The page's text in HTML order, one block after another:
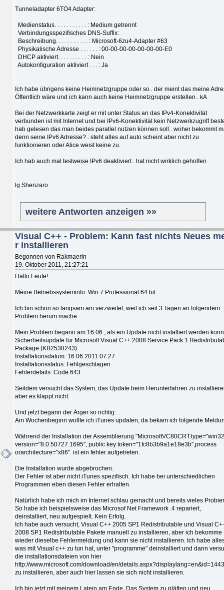
Tunneladapter 6TO4 Adapter:
Medienstatus. . . . . . . . . . . : Medium getrennt
Verbindungsspezifisches DNS-Suffix:
Beschreibung. . . . . . . . . . . : Microsoft-6zu4-Adapter #63
Physikalische Adresse . . . . . . : 00-00-00-00-00-00-00-E0
DHCP aktiviert. . . . . . . . . . : Nein
Autokonfiguration aktiviert . . . : Ja
Ich habe übrigens keine Heimnetzgruppe oder so.. der meint das meine
Öffentlich wäre und ich kann auch keine Heimnetzgruppe erstellen.. kA
Bei der Netzwerkkarte zeigt er mit unter Status an das IPv4-Konektivität
verbunden ist mit Internet und bei IPv6-Konektivität kein Netzwerkzugriff
hab gelesen das man beides parallel nutzen können soll.. woher bekommt
denn seine IPv6 Adresse?.. steht alles auf auto scheint aber nicht zu
funktionieren oder Alice weist keine zu.
Ich hab auch mal testweise IPv6 deaktiviert.. hat nicht wirklich geholfen
lg Shenzaro
weitere Antworten anzeigen »»
Visual C++ - Problem: Kann fast nichts Neues
r installieren
Begonnen von Rakmaerin
19. Oktober 2011, 21:27:21
Hallo Leute!
Meine Betriebssysteminfo: Win 7 Professional 64 bit
Ich bin schon so langsam am verzweifel, weil ich seit 3 Tagen an folgendem
Problem herum mache:
Mein Problem begann am 16.06., als ein Update nicht installiert werden
Sicherheitsupdate für Microsoft Visual C++ 2008 Service Pack 1
Package (KB2538243)
Installationsdatum: ‎16.‎06.‎2011 07:27
Installationsstatus: Fehlgeschlagen
Fehlerdetails: Code 643
Seitdem versucht das System, das Update beim Herunterfahren zu
aber es klappt nicht.
Und jetzt begann der Ärger so richtig:
Am Wochenbeginn wollte ich iTunes updaten, da bekam ich folgende
Während der Installation der Assemblierung
version="8.0.50727.1695", public key token="1fc8b3b9a1e18e3b",process
orarchitecture="x86" ist ein fehler aufgetreten.
Die Installation wurde abgebrochen.
Der Fehler ist aber nicht iTunes spezifisch. Ich habe bei unterschiedlichen
Programmen eben diesen Fehler erhalten.
Natürlich habe ich mich im Internet schlau gemacht und bereits vieles
So habe ich beispielsweise das Microsof Net Framework .4 repariert,
deinstalliert, neu aufgespielt. Kein Erfolg.
Ich habe auch versucht, Visual C++ 2005 SP1 Redistributable und Visual
2008 SP1 Redistributable Pakete manuell zu installieren, aber ich bekomme
wieder dieselbe Fehlermeldung und kann sie nicht installieren. Ich habe
was mit Visual c++ zu tun hat, unter "programme" deinstalliert und dann
die installationsdateien von hier
http://www.microsoft.com/download/en/
zu installieren, aber auch hier lassen sie sich nicht installieren.
Ich bin jetzt mit meinem Latein am Ende. Das System zu plätten und neu